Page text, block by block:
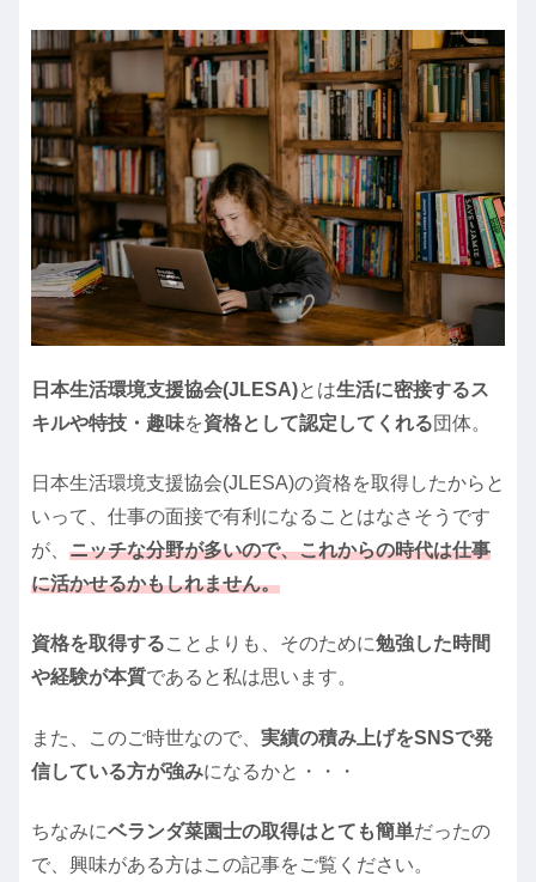
日本生活環境支援協会(JLESA)とは生活に密接するス
キルや特技・趣味を資格として認定してくれる団体。
日本生活環境支援協会(JLESA)の資格を取得したからと
いって、仕事の面接で有利になることはなさそうです
が、 ニッチな分野が多いので、これからの時代は仕事
に活かせるかもしれません。
資格を取得することよりも、そのために勉強した時間
や経験が本質であると私は思います。
また、このご時世なので、 実績の積み上げをSNSで発
信している方が強みになるかと・・・
ちなみにベランダ菜園士の取得はとても簡単だったの
で、興味がある方はこの記事をご覧ください。